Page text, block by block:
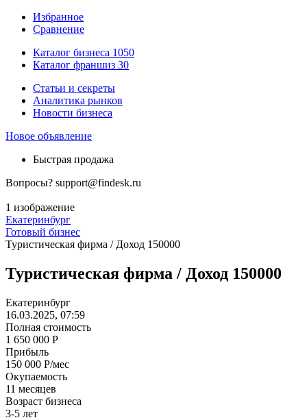
Избранное
Сравнение
Каталог бизнеса 1050
Каталог франшиз 30
Статьи и секреты
Аналитика рынков
Новости бизнеса
Новое объявление
Быстрая продажа
Вопросы? support@findesk.ru
1 изображение
Екатеринбург
Готовый бизнес
Туристическая фирма / Доход 150000
Туристическая фирма / Доход 150000
Екатеринбург
16.03.2025, 07:59
Полная стоимость
1 650 000 Р
Прибыль
150 000 Р/мес
Окупаемость
11 месяцев
Возраст бизнеса
3-5 лет